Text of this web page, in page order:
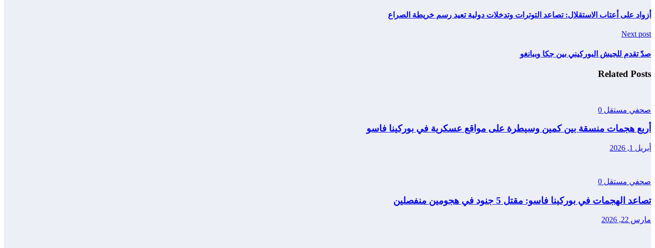
أزواد على أعتاب الاستقلال: تصاعد التوترات وتدخلات دولية تعيد رسم خريطة الصراع
Next post
صدّ تقدم للجيش البوركيني بين جكا وببانغو
Related Posts
صحفي مستقل 0
أربع هجمات منسقة بين كمين وسيطرة على مواقع عسكرية في بوركينا فاسو
أبريل 1, 2026
صحفي مستقل 0
تصاعد الهجمات في بوركينا فاسو: مقتل 5 جنود في هجومين منفصلين
مارس 22, 2026